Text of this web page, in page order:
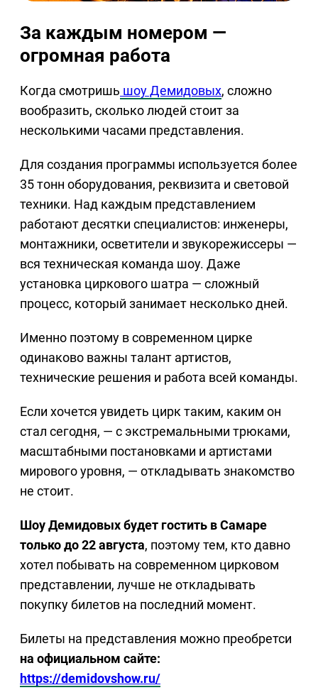
За каждым номером —
огромная работа
Когда смотришь шоу Демидовых, сложно
вообразить, сколько людей стоит за
несколькими часами представления.
Для создания программы используется более
35 тонн оборудования, реквизита и световой
техники. Над каждым представлением
работают десятки специалистов: инженеры,
монтажники, осветители и звукорежиссеры —
вся техническая команда шоу. Даже
установка циркового шатра — сложный
процесс, который занимает несколько дней.
Именно поэтому в современном цирке
одинаково важны талант артистов,
технические решения и работа всей команды.
Если хочется увидеть цирк таким, каким он
стал сегодня, — с экстремальными трюками,
масштабными постановками и артистами
мирового уровня, — откладывать знакомство
не стоит.
Шоу Демидовых будет гостить в Самаре
только до 22 августа, поэтому тем, кто давно
хотел побывать на современном цирковом
представлении, лучше не откладывать
покупку билетов на последний момент.
Билеты на представления можно преобретси
на официальном сайте:
https://demidovshow.ru/